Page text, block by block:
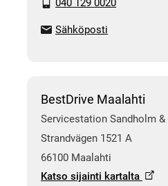
040 129 0020
Sähköposti
BestDrive Maalahti
Servicestation Sandholm &
Strandvägen 1521 A
66100 Maalahti
Katso sijainti kartalta